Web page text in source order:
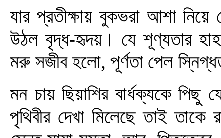
যার প্রতীক্ষায় বুকভরা আশা
উঠল বৃদ্ধ-হৃদয়। যে শূণ্যতার
মরু সজীব হলো, পূর্ণতা পেল
মন চায় ছিয়াশির বার্ধক্যকে
পৃথিবীর দেখা মিলেছে তাই